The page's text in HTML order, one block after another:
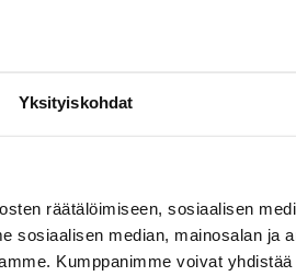
Yksityiskohdat
räätälöimiseen, sosiaalisen
sosiaalisen median, mainosalan ja
Kumppanimme voivat